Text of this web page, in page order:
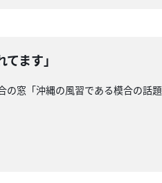
ます」
の窓「沖縄の風習である模合の